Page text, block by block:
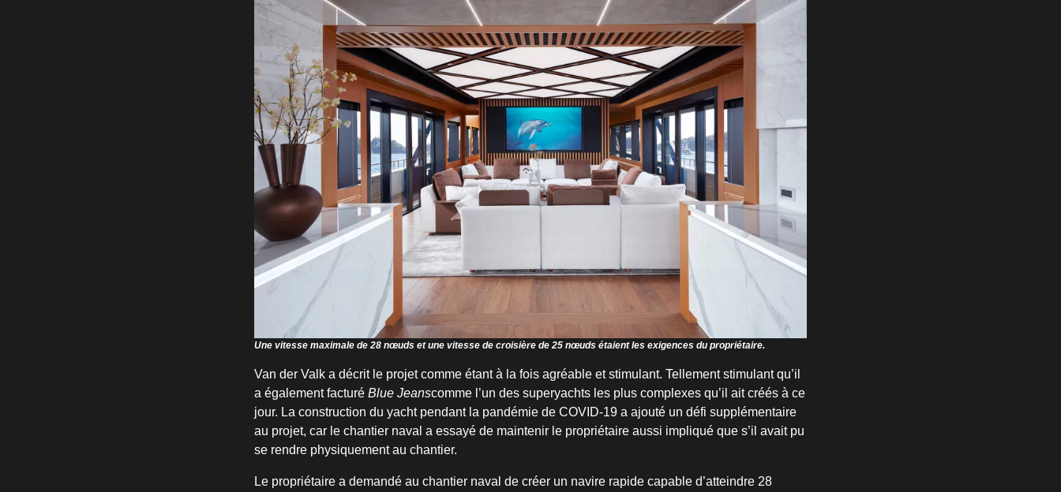
Une vitesse maximale de 28 nœuds et une vitesse de croisière de 25 nœuds étaient les exigences du propriétaire.
Van der Valk a décrit le projet comme étant à la fois agréable et stimulant. Tellement stimulant qu’il
a également facturé Blue Jeanscomme l’un des superyachts les plus complexes qu’il ait créés à ce
jour. La construction du yacht pendant la pandémie de COVID-19 a ajouté un défi supplémentaire
au projet, car le chantier naval a essayé de maintenir le propriétaire aussi impliqué que s’il avait pu
se rendre physiquement au chantier.
Le propriétaire a demandé au chantier naval de créer un navire rapide capable d’atteindre 28